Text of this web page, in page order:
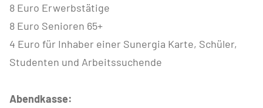
8 Euro Erwerbstätige
8 Euro Senioren 65+
4 Euro für Inhaber einer Sunergia Karte, Schüler,
Studenten und Arbeitssuchende
Abendkasse: